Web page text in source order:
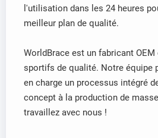
l'utilisation dans les 24 heures
meilleur plan de qualité.
WorldBrace est un fabricant
sportifs de qualité. Notre équipe
en charge un processus intégré
concept à la production de
travaillez avec nous !